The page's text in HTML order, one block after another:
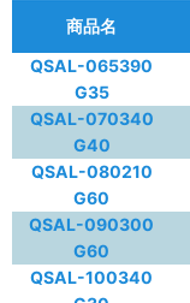
商品名
QSAL-065390
G35
QSAL-070340
G40
QSAL-080210
G60
QSAL-090300
G60
QSAL-100340